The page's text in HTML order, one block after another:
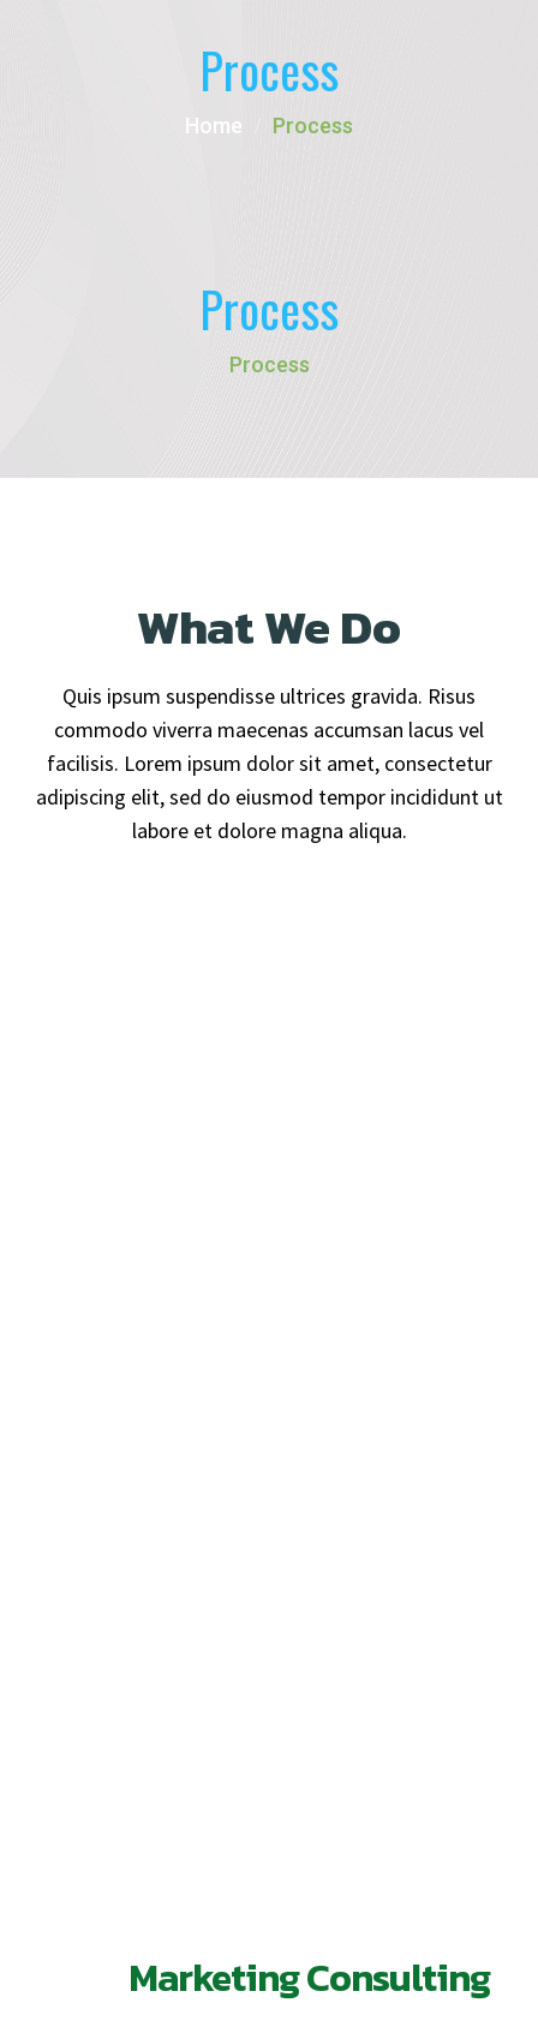
Process
Home Process
Process
Process
What We Do
Quis ipsum suspendisse ultrices gravida. Risus
commodo viverra maecenas accumsan lacus vel
facilisis. Lorem ipsum dolor sit amet, consectetur
adipiscing elit, sed do eiusmod tempor incididunt ut
labore et dolore magna aliqua.
Marketing Consulting